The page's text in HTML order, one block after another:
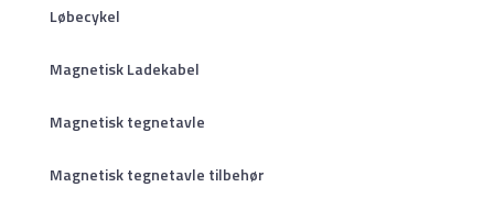
Løbecykel
Magnetisk Ladekabel
Magnetisk tegnetavle
Magnetisk tegnetavle tilbehør